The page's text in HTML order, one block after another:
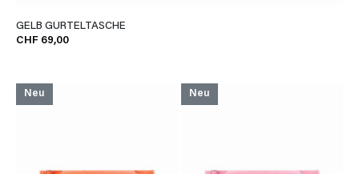
GELB GÜRTELTASCHE
CHF 69,00
Neu Neu